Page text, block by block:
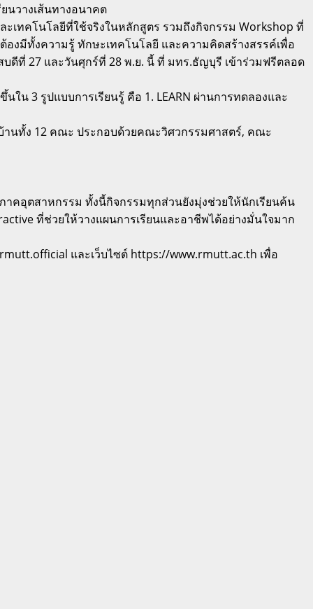
นวางเส้นทางอนาคต
เทคโนโลยีที่ใช้จริงในหลักสูตร รวมถึงกิจกรรม Workshop ที่
งมีทั้งความรู้ ทักษะเทคโนโลยี และความคิดสร้างสรรค์เพื่อ
ดีที่ 27 และวันศุกร์ที่ 28 พ.ย. นี้ ที่ มทร.ธัญบุรี เข้าร่วมฟรีตลอด
ใน 3 รูปแบบการเรียนรู้ คือ 1. LEARN ผ่านการทดลองและ
านทั้ง 12 คณะ ประกอบด้วยคณะวิศวกรรมศาสตร์, คณะ
คอุตสาหกรรม ทั้งนี้กิจกรรมทุกส่วนยังมุ่งช่วยให้นักเรียนค้น
ที่ช่วยให้วางแผนการเรียนและอาชีพได้อย่างมั่นใจมาก
และเว็บไซต์ https://www.rmutt.ac.th เพื่อ